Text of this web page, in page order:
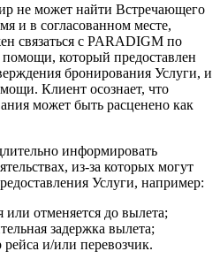
не может найти Встречающего
и в согласованном месте,
связаться с PARADIGM по
который предоставлен
бронирования Услуги, и
Клиент осознает, что
может быть расценено как
информировать
из-за которых могут
Услуги, например:
или отменяется до вылета;
задержка вылета;
и/или перевозчик.